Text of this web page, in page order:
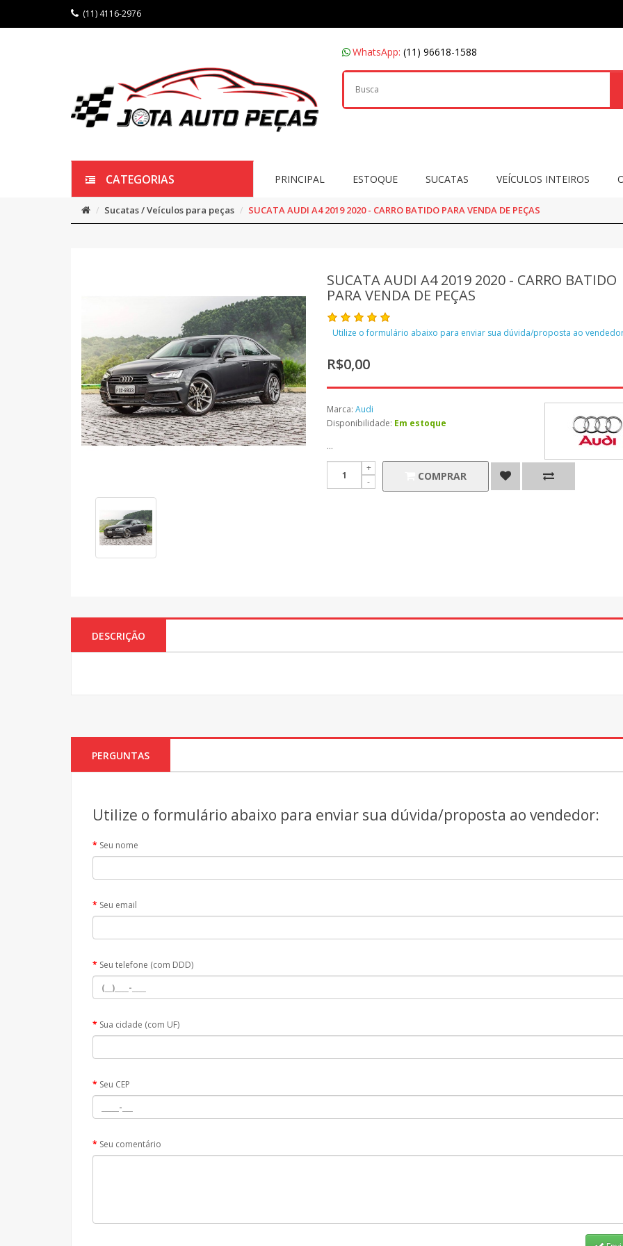
(11) 4116-2976
WhatsApp: (11) 96618-1588
CATEGORIAS PRINCIPAL ESTOQUE SUCATAS VEÍCULOS INTEIROS
Sucatas / Veículos para peças SUCATA AUDI A4 2019 2020 - CARRO BATIDO PARA VENDA DE PEÇAS
SUCATA AUDI A4 2019 2020 - CARRO BATIDO
PARA VENDA DE PEÇAS
Utilize o formulário abaixo para enviar sua dúvida/proposta ao
R$0,00
Marca:Audi
Disponibilidade: Em estoque
...
COMPRAR
DESCRIÇÃO
PERGUNTAS
Utilize o formulário abaixo para enviar sua dúvida/proposta ao vendedor:
Seu nome
Seu email
Seu telefone (com DDD)
Sua cidade (com UF)
Seu CEP
Seu comentário